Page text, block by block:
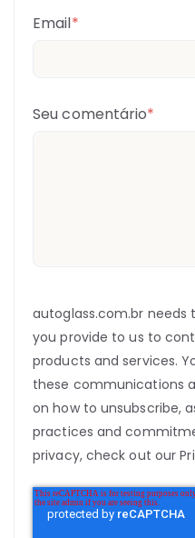
Email*
Seu comentário*
autoglass.com.br
you provide to us to
products and services.
these communications
on how to unsubscribe,
practices and
privacy, check out our